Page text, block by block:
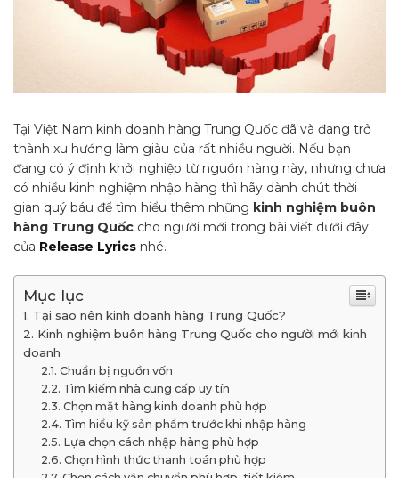
Tại Việt Nam kinh doanh hàng Trung Quốc đã và đang trở
thành xu hướng làm giàu của rất nhiều người. Nếu bạn
đang có ý định khởi nghiệp từ nguồn hàng này, nhưng chưa
có nhiều kinh nghiệm nhập hàng thì hãy dành chút thời
gian quý báu để tìm hiểu thêm những kinh nghiệm buôn
hàng Trung Quốc cho người mới trong bài viết dưới đây
của Release Lyrics nhé.
Mục lục
Tại sao nên kinh doanh hàng Trung Quốc?
Kinh nghiệm buôn hàng Trung Quốc cho người mới kinh
doanh
Chuẩn bị nguồn vốn
Tìm kiếm nhà cung cấp uy tín
Chọn mặt hàng kinh doanh phù hợp
Tìm hiểu kỹ sản phẩm trước khi nhập hàng
Lựa chọn cách nhập hàng phù hợp
Chọn hình thức thanh toán phù hợp